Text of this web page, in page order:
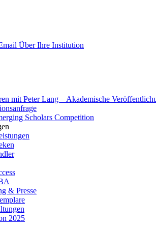
Über Ihre Institution
mit Peter Lang – Akademische
Scholars Competition
& Presse
2025